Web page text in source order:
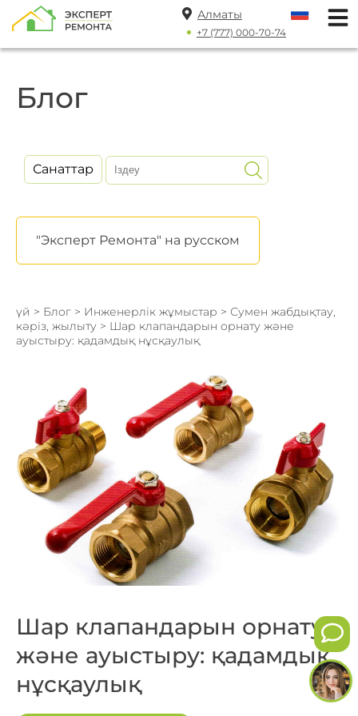
Алматы
+7 (777) 000-70-74
Блог
Санаттар
"Эксперт Ремонта" на русском
үй > Блог > Инженерлік жұмыстар > Сумен жабдықтау,
кәріз, жылыту > Шар клапандарын орнату және
ауыстыру: қадамдық нұсқаулық
Шар клапандарын орнату
және ауыстыру: қадамдық
нұсқаулық